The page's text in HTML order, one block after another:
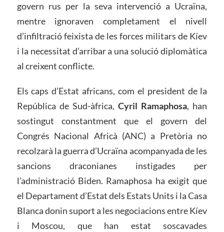
govern rus per la seva intervenció a Ucraïna,
mentre ignoraven completament el nivell
d’infiltració feixista de les forces militars de Kíev
i la necessitat d’arribar a una solució diplomàtica
al creixent conflicte.
Els caps d’Estat africans, com el president de la
República de Sud-àfrica,Cyril Ramaphosa, han
sostingut constantment que el govern del
Congrés Nacional Africà (ANC) a Pretòria no
recolzarà la guerra d’Ucraïna acompanyada de les
sancions draconianes instigades per
l’administració Biden. Ramaphosa ha exigit que
el Departament d’Estat dels Estats Units i la Casa
Blanca donin suport a les negociacions entre Kíev
i Moscou, que han estat soscavades